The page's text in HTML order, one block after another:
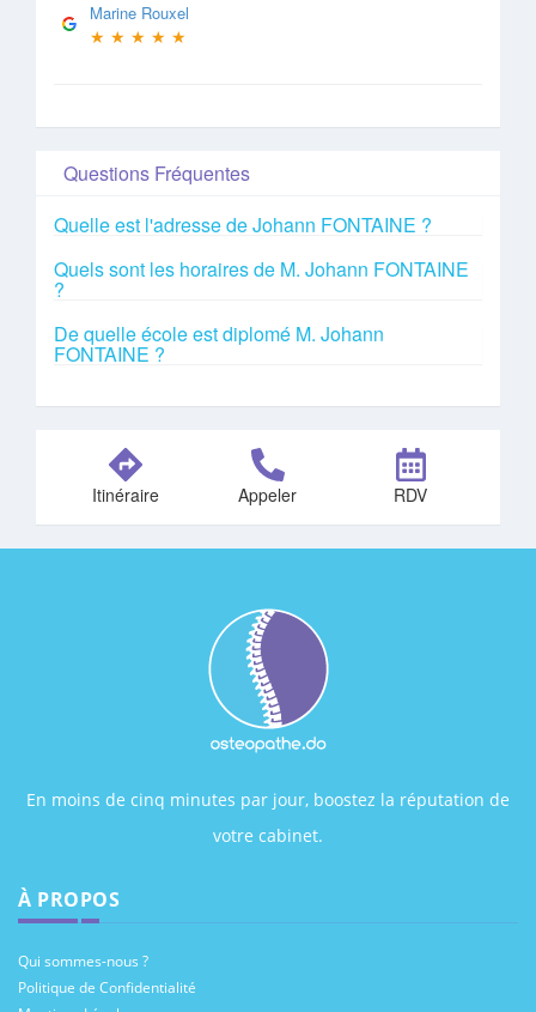
Marine Rouxel
★ ★ ★ ★ ★
Questions Fréquentes
Quelle est l'adresse de Johann FONTAINE ?
Quels sont les horaires de M. Johann FONTAINE
?
De quelle école est diplomé M. Johann
FONTAINE ?
Itinéraire Appeler RDV
En moins de cinq minutes par jour, boostez la réputation de
votre cabinet.
À PROPOS
Qui sommes-nous ?
Politique de Confidentialité